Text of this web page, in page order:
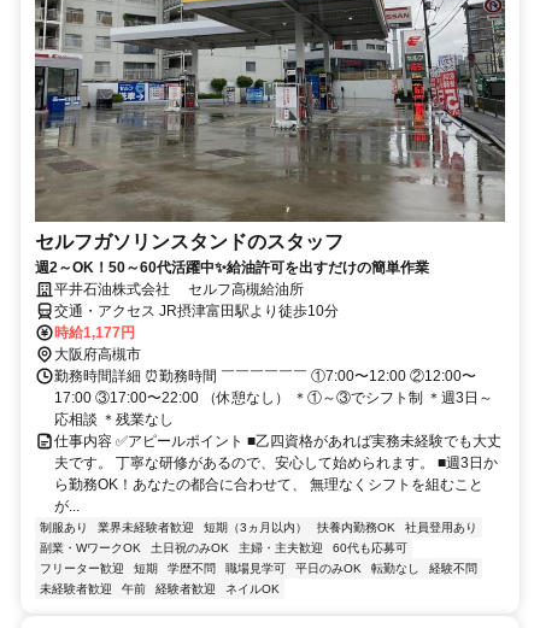
セルフガソリンスタンドのスタッフ
週2～OK！50～60代活躍中✨給油許可を出すだけの簡単作業
平井石油株式会社 セルフ高槻給油所
交通・アクセス JR摂津富田駅より徒歩10分
時給1,177円
大阪府高槻市
勤務時間詳細 ⏰勤務時間 ￣￣￣￣￣￣ ①7:00〜12:00 ②12:00〜
17:00 ③17:00〜22:00 （休憩なし） ＊①～③でシフト制 ＊週3日～
応相談 ＊残業なし
仕事内容 ✅アピールポイント ■乙四資格があれば実務未経験でも大丈
夫です。 丁寧な研修があるので、安心して始められます。 ■週3日か
ら勤務OK！あなたの都合に合わせて、 無理なくシフトを組むこと
が...
制服あり 業界未経験者歓迎 短期（3ヵ月以内） 扶養内勤務OK
社員登用あり
副業・WワークOK
土日祝のみOK 主婦・主夫歓迎
60代も応募可
フリーター歓迎
短期 学歴不問 職場見学可 平日のみOK 転勤なし
経験不問
未経験者歓迎
午前 経験者歓迎 ネイルOK